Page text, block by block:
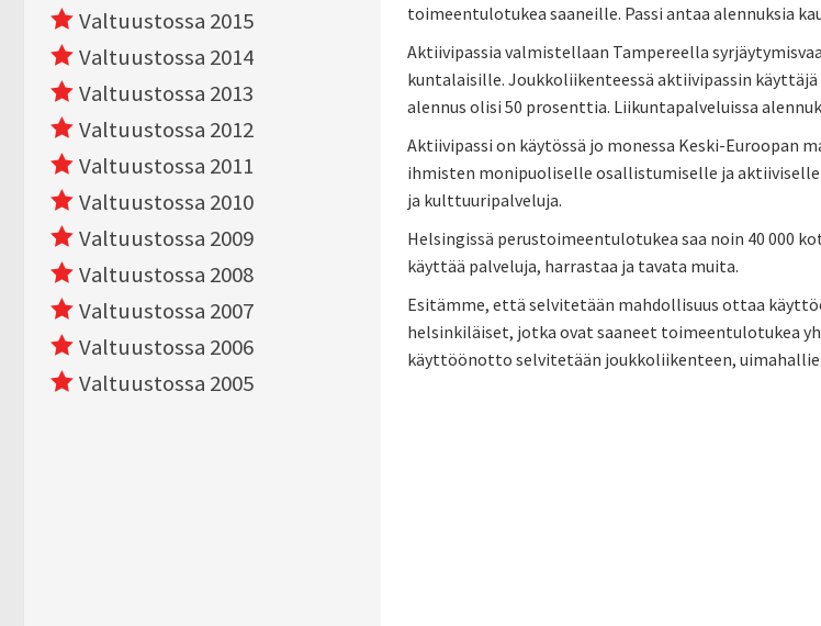
toimeentulotukea saaneille. Passi antaa alennuksia
Aktiivipassia valmistellaan Tampereella
kuntalaisille. Joukkoliikenteessä aktiivipassin
alennus olisi 50 prosenttia. Liikuntapalveluissa
Aktiivipassi on käytössä jo monessa Keski-Euroopan
ihmisten monipuoliselle osallistumiselle ja aktiiviselle
ja kulttuuripalveluja.
Helsingissä perustoimeentulotukea saa noin 40 000
käyttää palveluja, harrastaa ja tavata muita.
Esitämme, että selvitetään mahdollisuus ottaa
helsinkiläiset, jotka ovat saaneet toimeentulotukea
käyttöönotto selvitetään joukkoliikenteen,
Valtuustossa 2015
Valtuustossa 2014
Valtuustossa 2013
Valtuustossa 2012
Valtuustossa 2011
Valtuustossa 2010
Valtuustossa 2009
Valtuustossa 2008
Valtuustossa 2007
Valtuustossa 2006
Valtuustossa 2005